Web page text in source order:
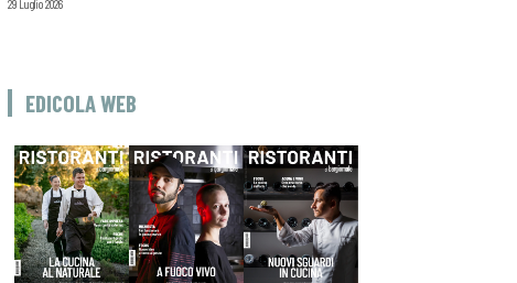
29 Luglio 2026
EDICOLA WEB